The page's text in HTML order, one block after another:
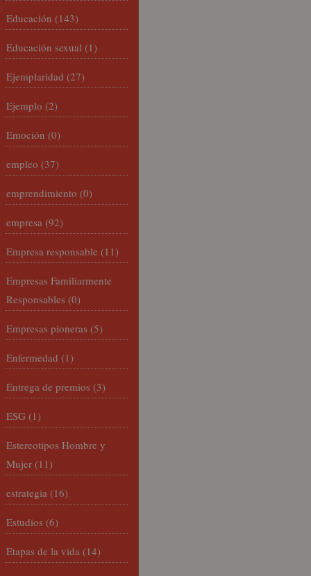
Educación (143)
Educación sexual (1)
Ejemplaridad (27)
Ejemplo (2)
Emoción (0)
empleo (37)
emprendimiento (0)
empresa (92)
Empresa responsable (11)
Empresas Familiarmente
Responsables (0)
Empresas pioneras (5)
Enfermedad (1)
Entrega de premios (3)
ESG (1)
Estereotipos Hombre y
Mujer (11)
estrategia (16)
Estudios (6)
Etapas de la vida (14)